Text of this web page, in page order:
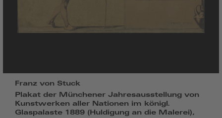
Franz von Stuck
Plakat der Münchener Jahresausstellung von
Kunstwerken aller Nationen im königl.
Glaspalaste 1889 (Huldigung an die Malerei),